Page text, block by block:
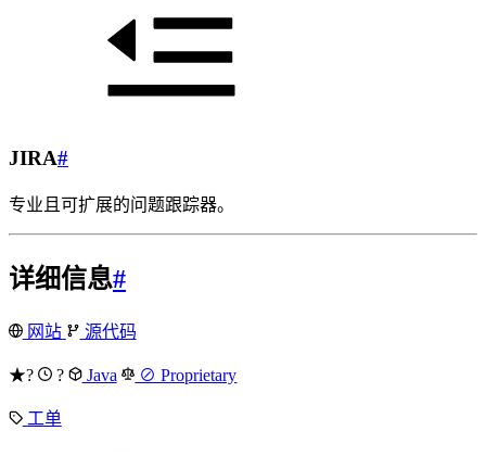
JIRA#
专业且可扩展的问题跟踪器。
详细信息#
网站 源代码
★? ? Java ⊘ Proprietary
工单